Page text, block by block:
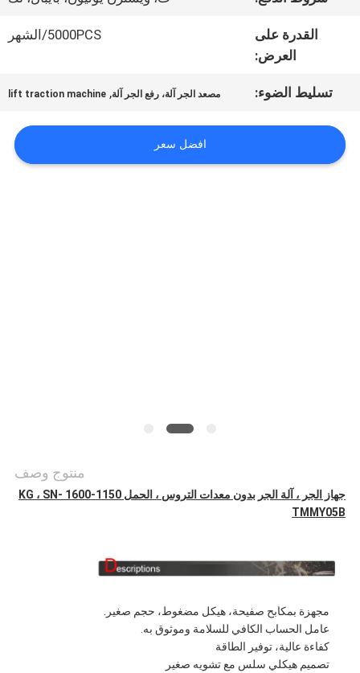
مراقبة
الجودة
بنا
القدرة على
العرض:
5000PCS/الشهر
تسليط الضوء: مصعد الجر آلة، رفع الجر آلة,
lift traction machine
افضل سعر
منتوج وصف
جهاز الجر ، آلة الجر بدون معدات التروس ، الحمل 1150-1600 KG ، SN-
TMMY05B
مجهزة بمكابح صفيحة، هيكل مضغوط، حجم صغير.
عامل الحساب الكافي للسلامة وموثوق به.
كفاءة عالية، توفير الطاقة
تصميم هيكلي سلس مع تشويه صغير